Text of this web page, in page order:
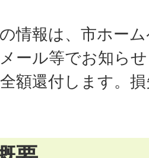
情報は、市ホー
ール等でお知ら
額還付します。